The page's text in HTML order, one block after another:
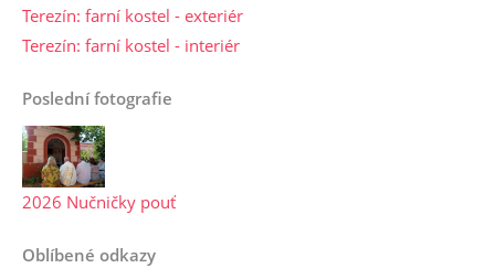
Terezín: farní kostel - exteriér
Terezín: farní kostel - interiér
Poslední fotografie
2026 Nučničky pouť
Oblíbené odkazy